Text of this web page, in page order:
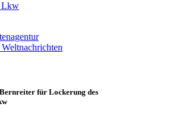
für Lockerung des